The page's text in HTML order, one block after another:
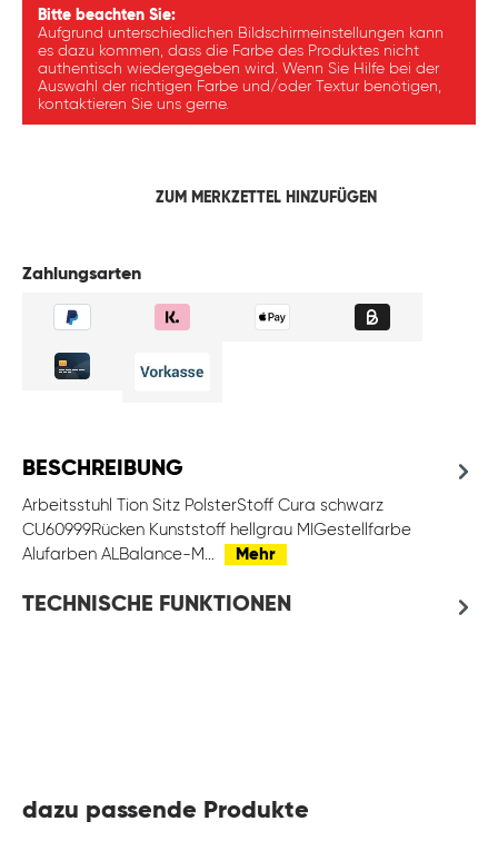
Bitte beachten Sie:
Aufgrund unterschiedlichen Bildschirmeinstellungen kann
es dazu kommen, dass die Farbe des Produktes nicht
authentisch wiedergegeben wird. Wenn Sie Hilfe bei der
Auswahl der richtigen Farbe und/oder Textur benötigen,
kontaktieren Sie uns gerne.
ZUM MERKZETTEL HINZUFÜGEN
Zahlungsarten
BESCHREIBUNG
Arbeitsstuhl Tion Sitz PolsterStoff Cura schwarz
CU60999Rücken Kunststoff hellgrau MIGestellfarbe
Alufarben ALBalance-M…
Mehr
TECHNISCHE FUNKTIONEN
dazu passende Produkte